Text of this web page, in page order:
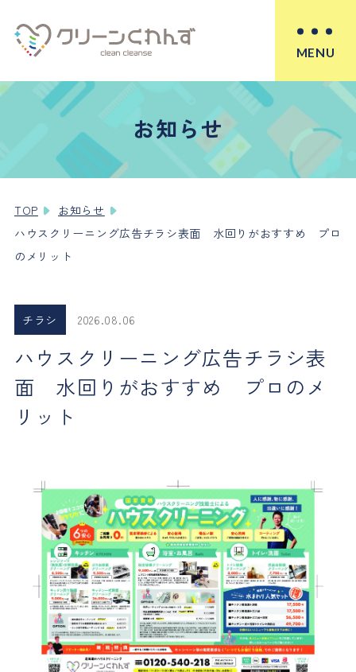
MENU
お知らせ
TOP
お知らせ
ハウスクリーニング広告チラシ表面 水回りがおすすめ プロ
のメリット
チラシ 2026.08.06
ハウスクリーニング広告チラシ表
面 水回りがおすすめ プロのメ
リット